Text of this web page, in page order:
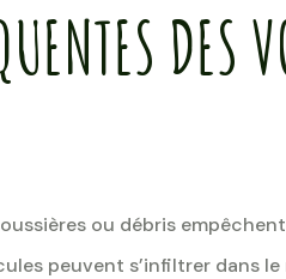
DES
ou débris
peuvent s’infiltrer dans